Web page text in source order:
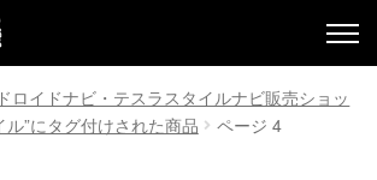
ロイドナビ・テスラスタイルナビ販売ショッ
ル”にタグ付けされた商品 ページ 4